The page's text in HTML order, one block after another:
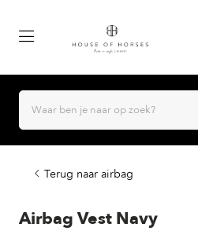
Terug naar airbag
Airbag Vest Navy